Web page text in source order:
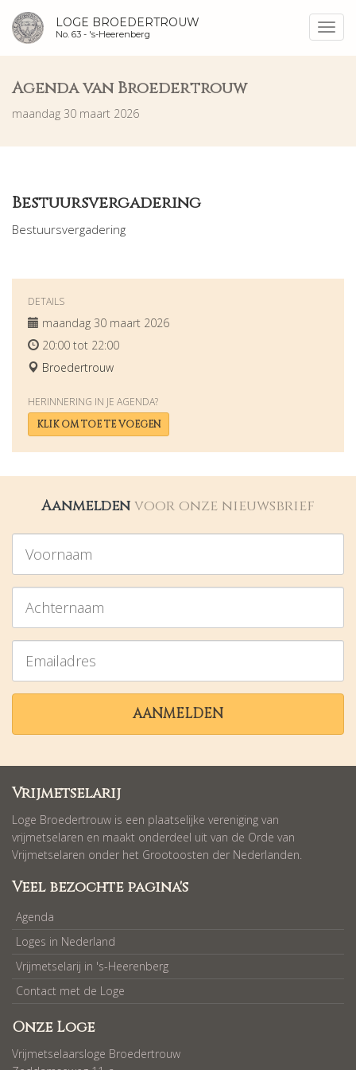
LOGE BROEDERTROUW
No. 63 - 's-Heerenberg
Agenda van Broedertrouw
maandag 30 maart 2026
Bestuursvergadering
Bestuursvergadering
DETAILS
maandag 30 maart 2026
20:00 tot 22:00
Broedertrouw
HERINNERING IN JE AGENDA?
KLIK OM TOE TE VOEGEN
Aanmelden voor onze nieuwsbrief
AANMELDEN
Vrijmetselarij
Loge Broedertrouw is een plaatselijke vereniging van
vrijmetselaren en maakt onderdeel uit van de Orde van
Vrijmetselaren onder het Grootoosten der Nederlanden.
Veel bezochte pagina's
Agenda
Loges in Nederland
Vrijmetselarij in 's-Heerenberg
Contact met de Loge
Onze Loge
Vrijmetselaarsloge Broedertrouw